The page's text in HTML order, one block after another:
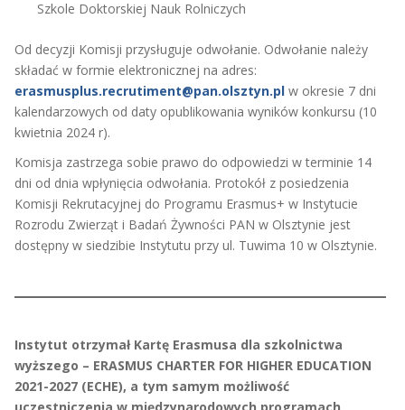
Szkole Doktorskiej Nauk Rolniczych
Od decyzji Komisji przysługuje odwołanie. Odwołanie należy
składać w formie elektronicznej na adres:
erasmusplus.recrutiment@pan.olsztyn.pl w okresie 7 dni
kalendarzowych od daty opublikowania wyników konkursu (10
kwietnia 2024 r).
Komisja zastrzega sobie prawo do odpowiedzi w terminie 14
dni od dnia wpłynięcia odwołania. Protokół z posiedzenia
Komisji Rekrutacyjnej do Programu Erasmus+ w Instytucie
Rozrodu Zwierząt i Badań Żywności PAN w Olsztynie jest
dostępny w siedzibie Instytutu przy ul. Tuwima 10 w Olsztynie.
Instytut otrzymał Kartę Erasmusa dla szkolnictwa
wyższego – ERASMUS CHARTER FOR HIGHER EDUCATION
2021-2027 (ECHE), a tym samym możliwość
uczestniczenia w międzynarodowych programach